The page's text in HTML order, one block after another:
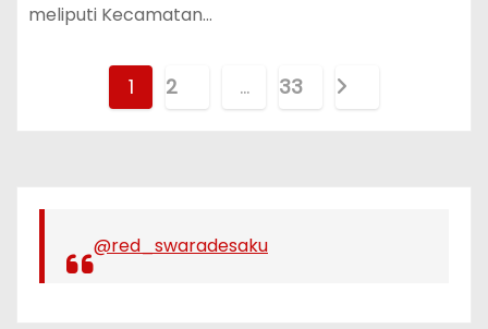
meliputi Kecamatan…
n
1 2 … 33
@red_swaradesaku